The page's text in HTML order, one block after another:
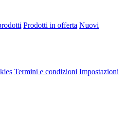
Prodotti in offerta Nuovi
Termini e condizioni Impostazioni